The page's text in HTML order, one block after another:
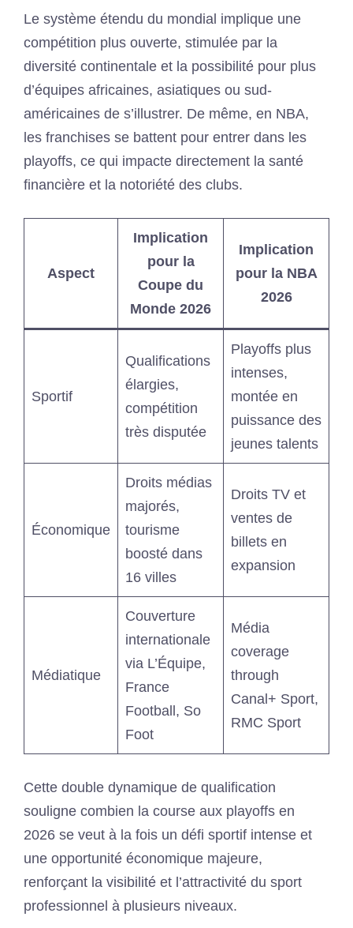
Le système étendu du mondial implique une
compétition plus ouverte, stimulée par la
diversité continentale et la possibilité pour plus
d’équipes africaines, asiatiques ou sud-
américaines de s’illustrer. De même, en NBA,
les franchises se battent pour entrer dans les
playoffs, ce qui impacte directement la santé
financière et la notoriété des clubs.
Aspect
Implication
pour la
Coupe du
Monde 2026
Implication
pour la NBA
2026
Sportif
Qualifications
élargies,
compétition
très disputée
Playoffs plus
intenses,
montée en
puissance des
jeunes talents
Économique
Droits médias
majorés,
tourisme
boosté dans
16 villes
Droits TV et
ventes de
billets en
expansion
Médiatique
Couverture
internationale
via L’Équipe,
France
Football, So
Foot
Média
coverage
through
Canal+ Sport,
RMC Sport
Cette double dynamique de qualification
souligne combien la course aux playoffs en
2026 se veut à la fois un défi sportif intense et
une opportunité économique majeure,
renforçant la visibilité et l’attractivité du sport
professionnel à plusieurs niveaux.